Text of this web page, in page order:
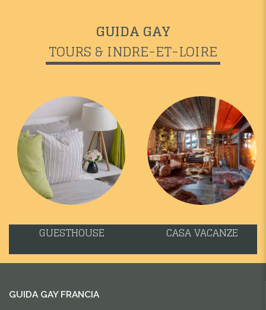
GUIDA GAY
TOURS & INDRE-ET-LOIRE
GUESTHOUSE CASA VACANZE
GUIDA GAY FRANCIA